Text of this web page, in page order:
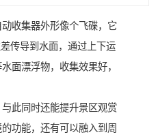
收集器外形像个飞碟，它
传导到水面，通过上下运
面漂浮物，收集效果好，
此同时还能提升景区观赏
功能，还有可以融入到周